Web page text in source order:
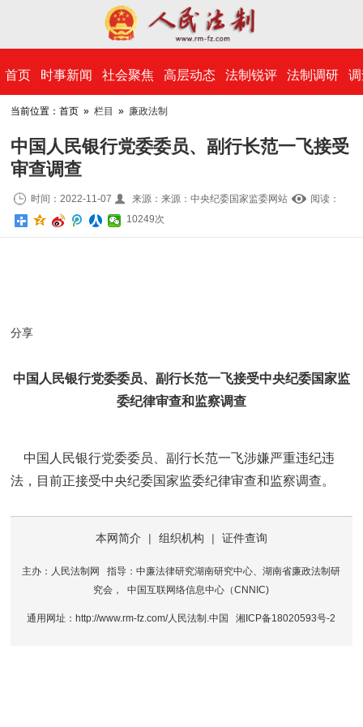
​首页 时事新闻 社会聚焦 高层动态 法制锐评 法制调研
当前位置：首页 »栏目 » 廉政法制
中国人民银行党委委员、副行长范一飞接受
审查调查
时间：2022-11-07 来源：来源：中央纪委国家监委网站
阅读：
10249次
分享
中国人民银行党委委员、副行长范一飞接受中央纪委国家监
委纪律审查和监察调查
中国人民银行党委委员、副行长范一飞涉嫌严重违纪违
法，目前正接受中央纪委国家监委纪律审查和监察调查。
本网简介 | 组织机构 | 证件查询
主办：人民法制网 指导：中廉法律研究湖南研究中心、湖南省廉政法制研
究会， 中国互联网络信息中心（CNNIC)
通用网址：http://www.rm-fz.com/人民法制.中国湘ICP备18020593号-2